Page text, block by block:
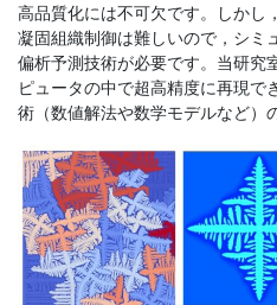
高品質化には不可欠です。しかし
凝固組織制御は難しいので，シミ
偏析予測技術が必要です。当研究
ピュータの中で超高精度に再現で
術（数値解法や数学モデルなど）